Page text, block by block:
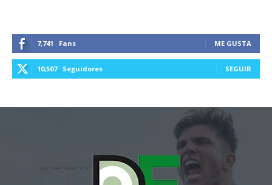
7,741 Fans ME GUSTA
10,507 Seguidores SEGUIR